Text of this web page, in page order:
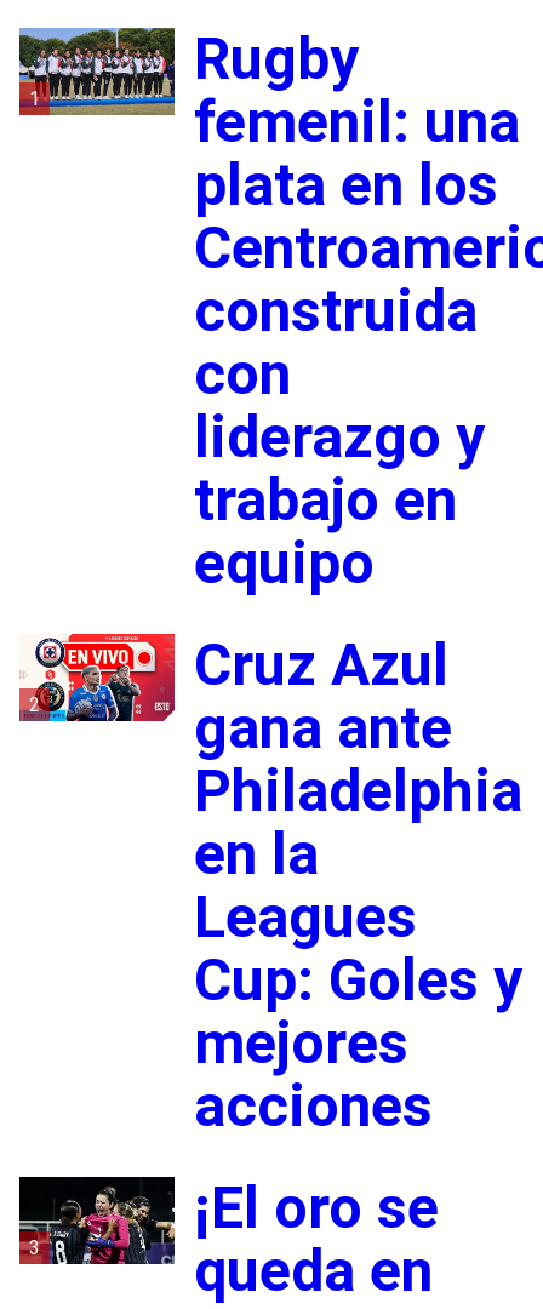
1
Rugby
femenil: una
plata en los
construida
con
liderazgo y
trabajo en
equipo
2
Cruz Azul
gana ante
Philadelphia
en la
Leagues
Cup: Goles y
mejores
acciones
3
¡El oro se
queda en